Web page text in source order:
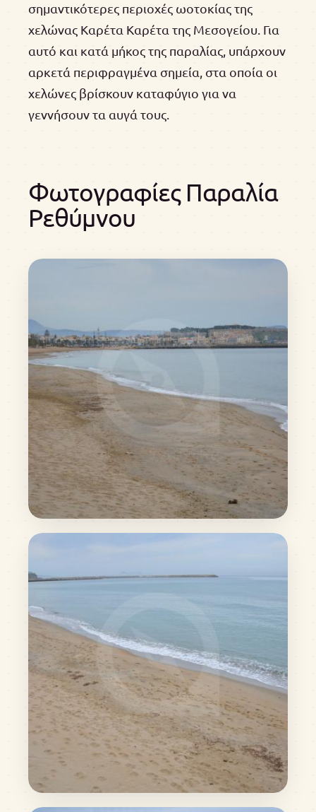
σημαντικότερες περιοχές ωοτοκίας της
χελώνας Καρέτα Καρέτα της Μεσογείου. Για
αυτό και κατά μήκος της παραλίας, υπάρχουν
αρκετά περιφραγμένα σημεία, στα οποία οι
χελώνες βρίσκουν καταφύγιο για να
γεννήσουν τα αυγά τους.
Φωτογραφίες Παραλία
Ρεθύμνου